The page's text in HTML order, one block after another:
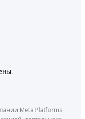
Meta Platforms